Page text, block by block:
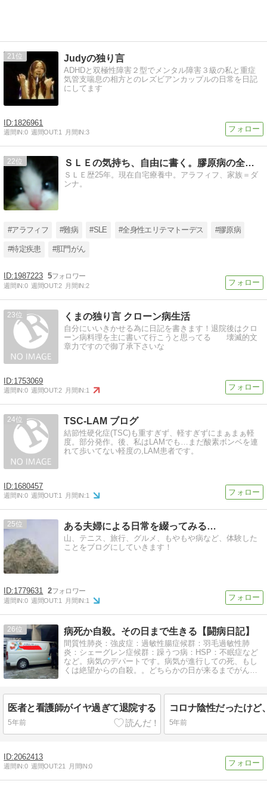
21 Judyの独り言
ADHDと双極性障害２型でメンタル障害３級の私と重症
気管支喘息の相方とのレズビアンカップルの日常を日記
にしてます
1826961
週間IN:0 週間OUT:1 月間IN:3
22 ＳＬＥの気持ち、自由に書く。膠原病の全身性エリテマトーデス
ＳＬＥ歴25年。現在自宅療養中。アラフィフ、家族＝ダ
ンナ。
#アラフィフ #難病 #SLE #全身性エリテマトーデス #膠原病
#特定疾患 #肛門がん
1987223 5
週間IN:0 週間OUT:2 月間IN:2
23 くまの独り言 クローン病生活
自分にいいきかせる為に日記を書きます！退院後はクロ
ーン病料理を主に書いて行こうと思ってる 壊滅的文
章力ですので御了承下さいな
1753069
週間IN:0 週間OUT:2 月間IN:1
24 TSC-LAM ブログ
結節性硬化症(TSC)も重すぎず、軽すぎずにまぁまぁ軽
度。部分発作。後、私はLAMでも…まだ酸素ボンベを連
れて歩いてない軽度の,LAM患者です。
1680457
週間IN:0 週間OUT:1 月間IN:1
25 ある夫婦による日常を綴ってみる…
山、テニス、旅行、グルメ、もやもや病など、体験した
ことをブログにしていきます！
1779631 2
週間IN:0 週間OUT:1 月間IN:1
26 病死か自殺。その日まで生きる【闘病日記】
間質性肺炎：強皮症：過敏性腸症候群：羽毛過敏性肺
炎：シェーグレン症候群：躁うつ病：HSP：不眠症など
など。病気のデパートです。病気が進行しての死、もし
くは絶望からの自殺。。どちらかの日が来るまでがんば
医者と看護師がイヤ過ぎて退院する
5年前 5年前
2062413
週間IN:0 週間OUT:21 月間IN:0